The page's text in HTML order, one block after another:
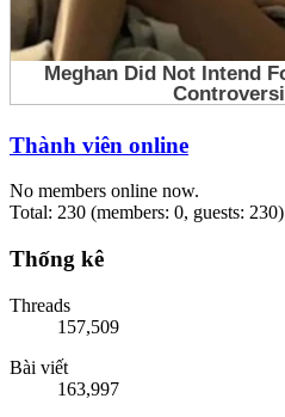
Thành viên online
No members online now.
Total: 230 (members: 0, guests: 230)
Thống kê
Threads
157,509
Bài viết
163,997